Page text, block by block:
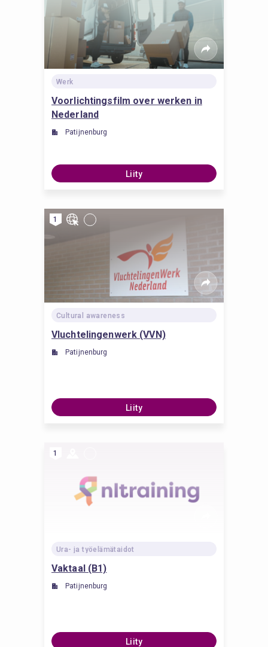
Werk
Voorlichtingsfilm over werken in
Nederland
Patijnenburg
Liity
1
Cultural awareness
Vluchtelingenwerk (VVN)
Patijnenburg
Liity
1
Ura- ja työelämätaidot
Vaktaal (B1)
Patijnenburg
Liity